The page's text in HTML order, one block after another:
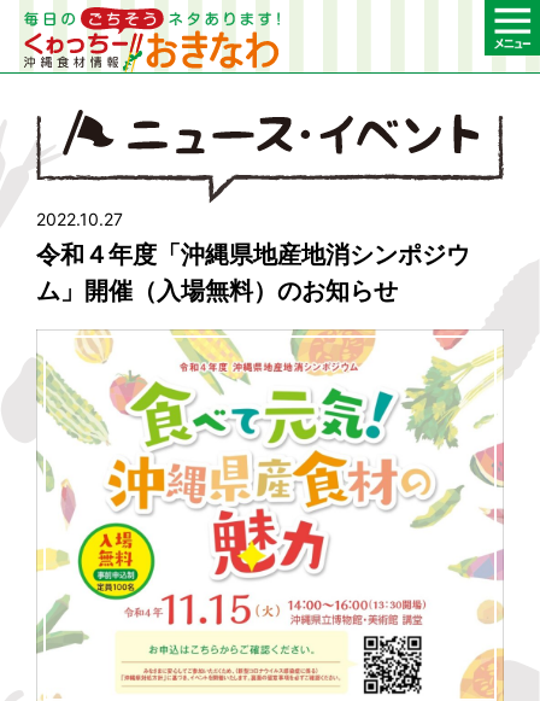
2022.10.27
令和４年度「沖縄県地産地消シンポジウ
ム」開催（入場無料）のお知らせ